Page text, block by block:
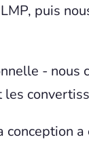
puis
- nous
conception